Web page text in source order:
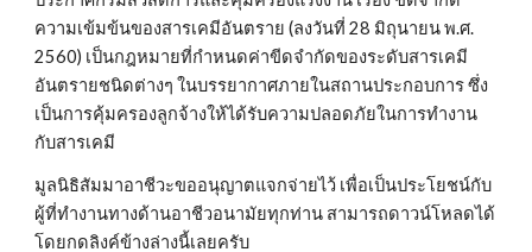
ความเข้มข้นของสารเคมีอันตราย (ลงวันที่ 28 มิถุนายน พ.ศ.
2560) เป็นกฎหมายที่กำหนดค่าขีดจำกัดของระดับสารเคมี
อันตรายชนิดต่างๆ ในบรรยากาศภายในสถานประกอบการ ซึ่ง
เป็นการคุ้มครองลูกจ้างให้ได้รับความปลอดภัยในการทำงาน
กับสารเคมี
มูลนิธิสัมมาอาชีวะขออนุญาตแจกจ่ายไว้ เพื่อเป็นประโยชน์กับ
ผู้ที่ทำงานทางด้านอาชีวอนามัยทุกท่าน สามารถดาวน์โหลดได้
โดยกดลิงค์ข้างล่างนี้เลยครับ